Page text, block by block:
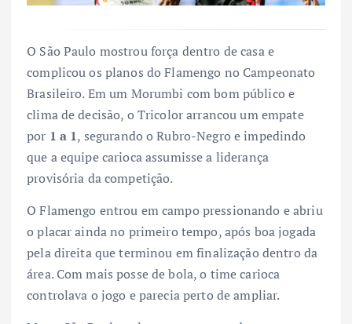
O São Paulo mostrou força dentro de casa e
complicou os planos do Flamengo no Campeonato
Brasileiro. Em um Morumbi com bom público e
clima de decisão, o Tricolor arrancou um empate
por 1 a 1, segurando o Rubro-Negro e impedindo
que a equipe carioca assumisse a liderança
provisória da competição.
O Flamengo entrou em campo pressionando e abriu
o placar ainda no primeiro tempo, após boa jogada
pela direita que terminou em finalização dentro da
área. Com mais posse de bola, o time carioca
controlava o jogo e parecia perto de ampliar.